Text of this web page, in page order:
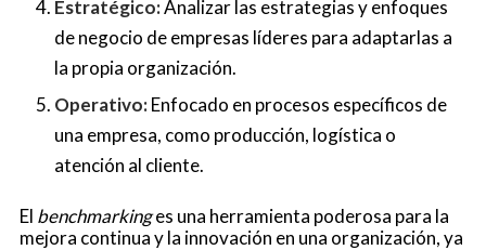
Estratégico:Analizar las estrategias y enfoques
de negocio de empresas líderes para adaptarlas a
la propia organización.
Operativo:Enfocado en procesos específicos de
una empresa, como producción, logística o
atención al cliente.
El benchmarkinges una herramienta poderosa para la
mejora continua y la innovación en una organización, ya